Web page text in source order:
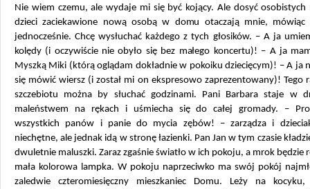
Nie wiem czemu, ale wydaje mi się być kojący. Ale dosyć osobistych
dzieci zaciekawione nową osobą w domu otaczają mnie,
jednocześnie. Chcę wysłuchać każdego z tych głosików. – A ja
kolędy (i oczywiście nie obyło się bez małego koncertu)! – A ja
Myszką Miki (którą oglądam dokładnie w pokoiku dziecięcym)! – A ja
się mówić wiersz (i został mi on ekspresowo zaprezentowany)! Tego
szczebiotu można by słuchać godzinami. Pani Barbara staje w
maleństwem na rękach i uśmiecha się do całej gromady. –
wszystkich panów i panie do mycia zębów! – zarządza i
niechętne, ale jednak idą w stronę łazienki. Pan Jan w tym czasie
dwuletnie maluszki. Zaraz zgaśnie światło w ich pokoju, a mrok będzie
mała kolorowa lampka. W pokoju naprzeciwko ma swój pokój
zaledwie czteromiesięczny mieszkaniec Domu. Leży na kocyku,